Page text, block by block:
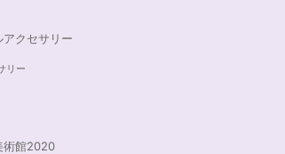
クセサリー
リー
術館2020